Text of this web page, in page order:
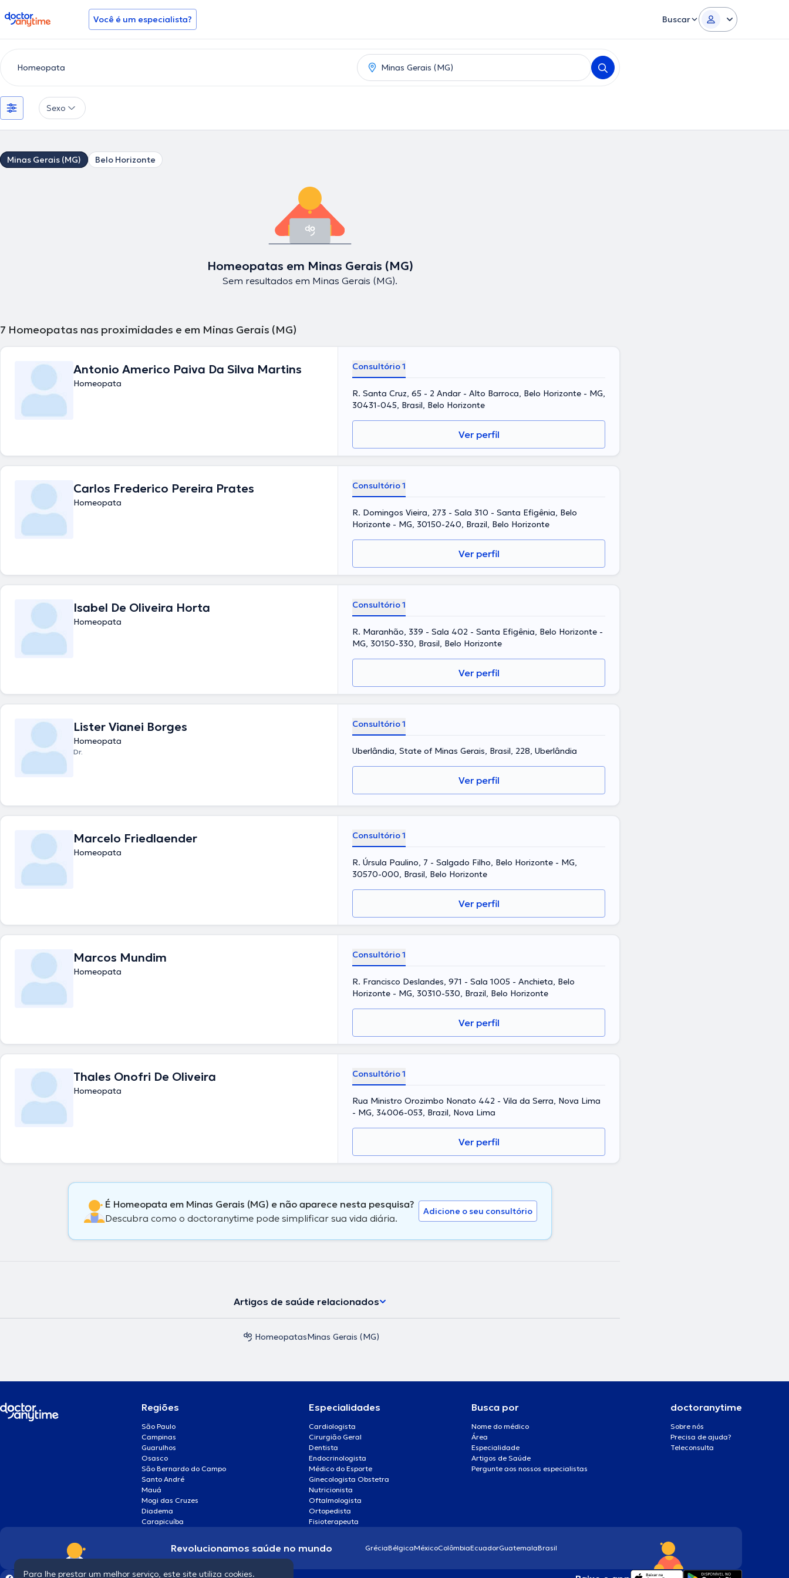
doctoranytime Você é um especialista? Buscar
Sexo
Minas Gerais (MG) Belo Horizonte
Homeopatas em Minas Gerais (MG)
Sem resultados em Minas Gerais (MG).
7 Homeopatas nas proximidades e em Minas Gerais (MG)
Antonio Americo Paiva Da Silva Martins
Homeopata
Consultório 1
R. Santa Cruz, 65 - 2 Andar - Alto Barroca, Belo Horizonte - MG,
30431-045, Brasil, Belo Horizonte
Ver perfil
Carlos Frederico Pereira Prates
Homeopata
Consultório 1
R. Domingos Vieira, 273 - Sala 310 - Santa Efigênia, Belo
Horizonte - MG, 30150-240, Brazil, Belo Horizonte
Ver perfil
Isabel De Oliveira Horta
Homeopata
Consultório 1
R. Maranhão, 339 - Sala 402 - Santa Efigênia, Belo Horizonte -
MG, 30150-330, Brasil, Belo Horizonte
Ver perfil
Lister Vianei Borges
Homeopata
Dr.
Consultório 1
Uberlândia, State of Minas Gerais, Brasil, 228, Uberlândia
Ver perfil
Marcelo Friedlaender
Homeopata
Consultório 1
R. Úrsula Paulino, 7 - Salgado Filho, Belo Horizonte - MG,
30570-000, Brasil, Belo Horizonte
Ver perfil
Marcos Mundim
Homeopata
Consultório 1
R. Francisco Deslandes, 971 - Sala 1005 - Anchieta, Belo
Horizonte - MG, 30310-530, Brazil, Belo Horizonte
Ver perfil
Thales Onofri De Oliveira
Homeopata
Consultório 1
Rua Ministro Orozimbo Nonato 442 - Vila da Serra, Nova Lima
- MG, 34006-053, Brazil, Nova Lima
Ver perfil
É Homeopata em Minas Gerais (MG) e não aparece nesta pesquisa?
Descubra como o doctoranytime pode simplificar sua vida diária.
Adicione o seu consultório
Artigos de saúde relacionados
HomeopatasMinas Gerais (MG)
Regiões
São Paulo
Campinas
Guarulhos
Osasco
São Bernardo do Campo
Santo André
Mauá
Mogi das Cruzes
Diadema
Carapicuíba
Especialidades
Cardiologista
Cirurgião Geral
Dentista
Endocrinologista
Médico do Esporte
Ginecologista Obstetra
Nutricionista
Oftalmologista
Ortopedista
Fisioterapeuta
Busca por
Nome do médico
Área
Especialidade
Artigos de Saúde
Pergunte aos nossos especialistas
doctoranytime
Sobre nós
Precisa de ajuda?
Teleconsulta
Revolucionamos saúde no mundo GréciaBélgicaMéxicoColômbiaEcuadorGuatemalaBrasil
Para lhe prestar um melhor serviço, este site utiliza cookies.